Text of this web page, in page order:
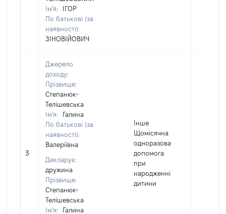
Ім'я:
ІГОР
По батькові (за
наявності):
ЗІНОВІЙОВИЧ
3
Джерело
доходу:
Прізвище:
Степанюк-
Телішевська
Ім'я:
Галина
По батькові (за
наявності):
Валеріївна
Декларує:
дружина
Прізвище:
Степанюк-
Телішевська
Ім'я:
Галина
Інше
Щомісячна
одноразова
допомога
при
народженні
дитини
30100